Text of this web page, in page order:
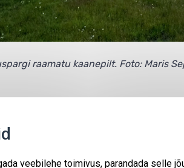
raamatu kaanepilt. Foto: Maris
Eesti"
veebilehe toimivus, parandada selle